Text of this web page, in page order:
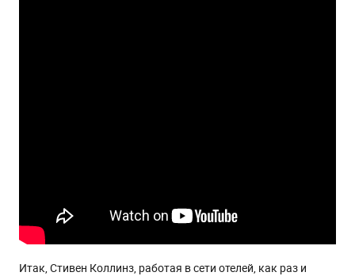
Итак, Стивен Коллинз, работая в сети отелей, как раз и